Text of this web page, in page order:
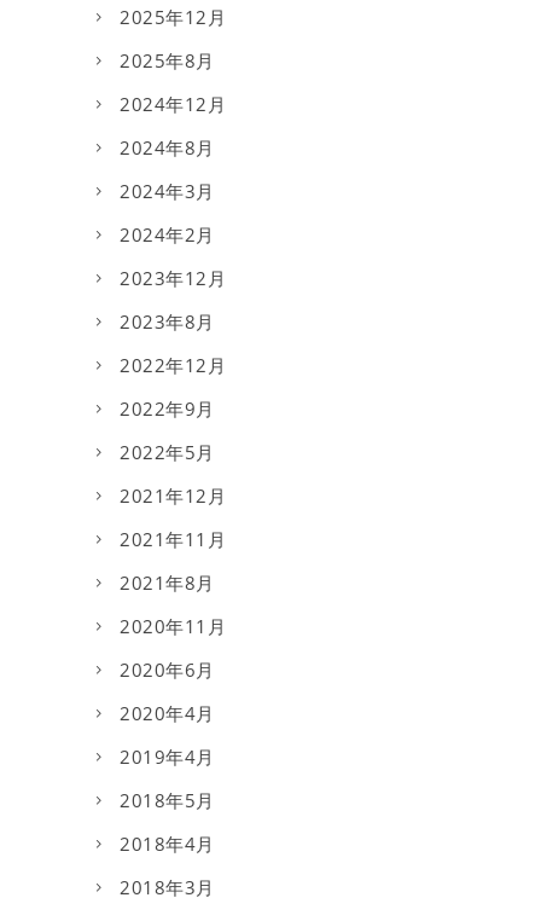
2025年12月
2025年8月
2024年12月
2024年8月
2024年3月
2024年2月
2023年12月
2023年8月
2022年12月
2022年9月
2022年5月
2021年12月
2021年11月
2021年8月
2020年11月
2020年6月
2020年4月
2019年4月
2018年5月
2018年4月
2018年3月